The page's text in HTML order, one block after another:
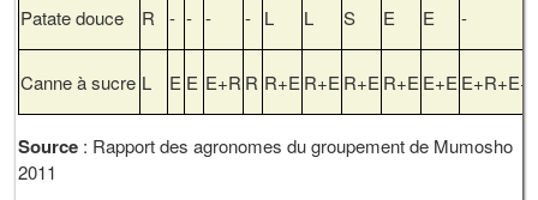
Patate douce R - - - - L L S E E -
Canne à sucre L E E E+R R R+E R+E R+E R+E E+E
Source : Rapport des agronomes du groupement de Mumosho
2011